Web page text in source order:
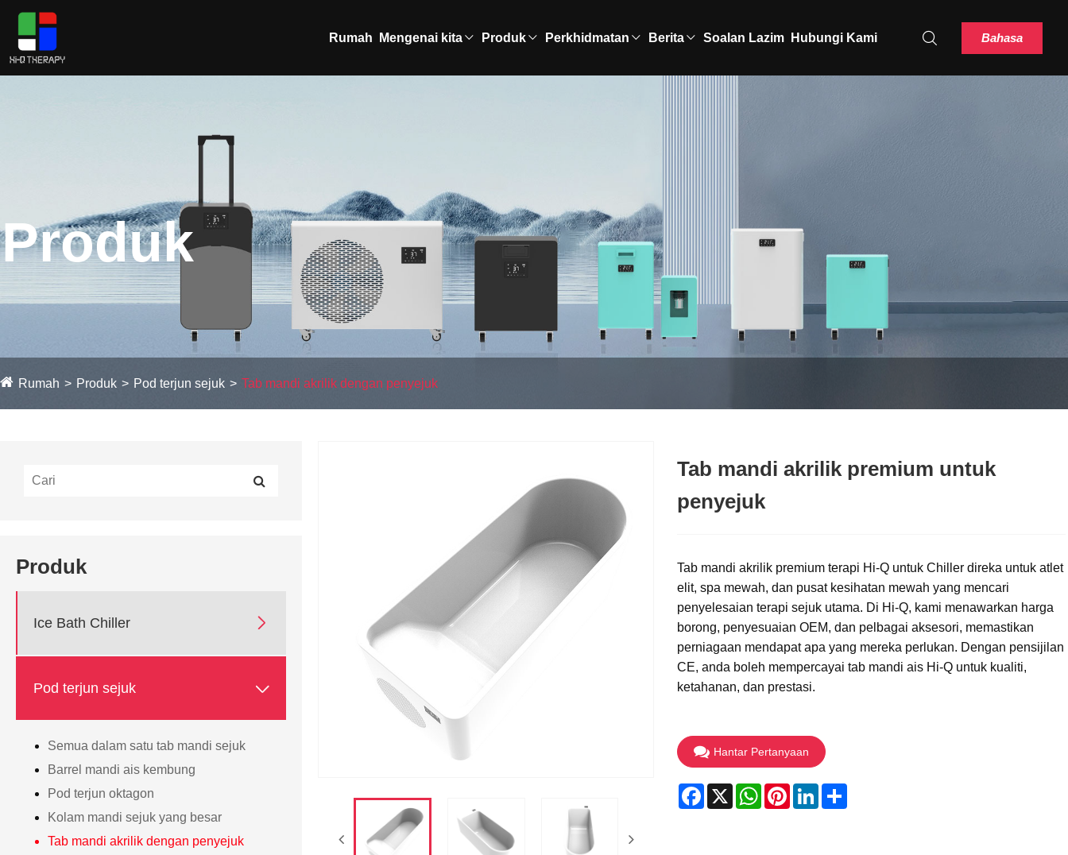
Rumah Mengenai kita Produk Perkhidmatan Berita Soalan Lazim Hubungi Kami Bahasa
Produk
Rumah Produk Pod terjun sejuk Tab mandi akrilik dengan penyejuk
Produk
Ice Bath Chiller 
Pod terjun sejuk 
Semua dalam satu tab mandi sejuk
Barrel mandi ais kembung
Pod terjun oktagon
Kolam mandi sejuk yang besar
Tab mandi akrilik dengan penyejuk
Tab mandi akrilik premium untuk
penyejuk
Tab mandi akrilik premium terapi Hi-Q untuk Chiller direka untuk atlet
elit, spa mewah, dan pusat kesihatan mewah yang mencari
penyelesaian terapi sejuk utama. Di Hi-Q, kami menawarkan harga
borong, penyesuaian OEM, dan pelbagai aksesori, memastikan
perniagaan mendapat apa yang mereka perlukan. Dengan pensijilan
CE, anda boleh mempercayai tab mandi ais Hi-Q untuk kualiti,
ketahanan, dan prestasi.
Hantar Pertanyaan
Facebook
X WhatsApp
PinterestLinkedInShare